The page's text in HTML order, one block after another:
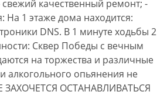
качественный ремонт; -
1 этаже дома находится:
DNS. В 1 минуте ходьбы 2
Сквер Победы с вечным
на торжества и различные
алкогольного опьянения не
ОСТАНАВЛИВАТЬСЯ